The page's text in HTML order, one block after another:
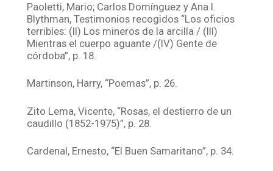
Paoletti, Mario; Carlos Domínguez y Ana I.
Blythman, Testimonios recogidos “Los oficios
terribles: (II) Los mineros de la arcilla / (III)
Mientras el cuerpo aguante /(IV) Gente de
córdoba”, p. 18.
Martinson, Harry, “Poemas”, p. 26.
Zito Lema, Vicente, “Rosas, el destierro de un
caudillo (1852-1975)”, p. 28.
Cardenal, Ernesto, “El Buen Samaritano”, p. 34.